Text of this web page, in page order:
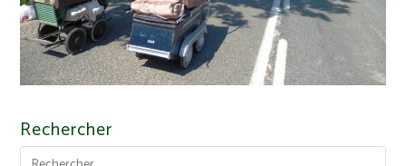
Rechercher